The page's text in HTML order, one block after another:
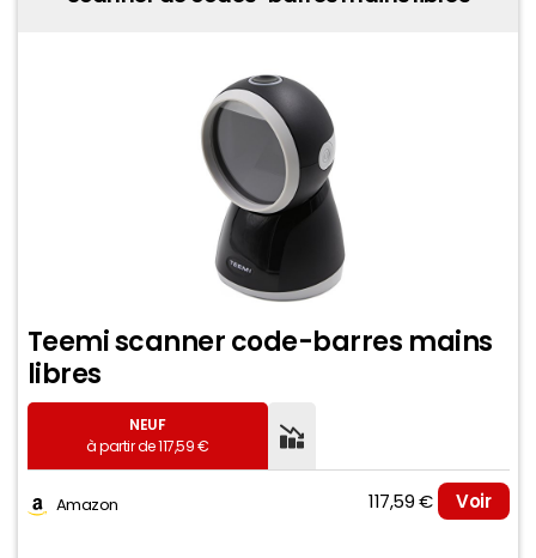
Teemi scanner code-barres mains
libres
NEUF
à partir de 117,59 €
Amazon 117,59 € Voir